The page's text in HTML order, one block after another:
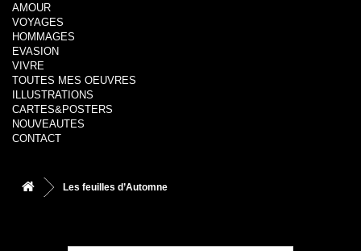
AMOUR
VOYAGES
HOMMAGES
EVASION
VIVRE
TOUTES MES OEUVRES
ILLUSTRATIONS
CARTES&POSTERS
NOUVEAUTES
CONTACT
Les feuilles d’Automne